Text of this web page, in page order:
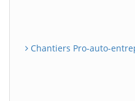
Chantiers Pro-auto-